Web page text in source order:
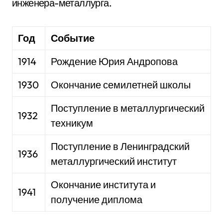
инженера-металлурга.
Год
Событие
1914
Рождение Юрия Андропова
1930
Окончание семилетней школы
1932
Поступление в металлургический
техникум
1936
Поступление в Ленинградский
металлургический институт
1941
Окончание института и
получение диплома